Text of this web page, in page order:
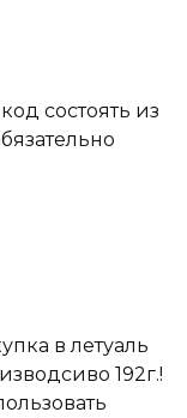
состоять из
в летуаль
192г.!